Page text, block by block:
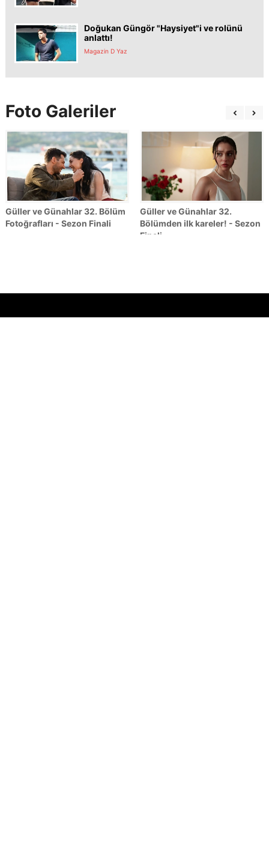
Doğukan Güngör "Haysiyet"i ve rolünü
anlattı!
Magazin D Yaz
Foto Galeriler
Güller ve Günahlar 32. Bölüm
Fotoğrafları - Sezon Finali
Güller ve Günahlar 32.
Bölümden ilk kareler! - Sezon
Finali